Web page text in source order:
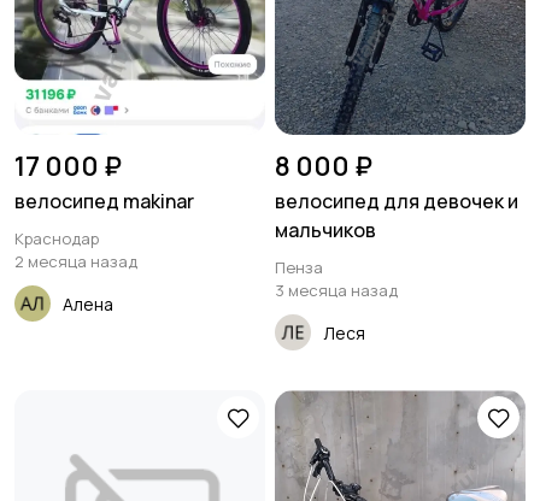
17 000 ₽
велосипед makinar
Краснодар
2 месяца назад
Алена
8 000 ₽
велосипед для девочек и
мальчиков
Пенза
3 месяца назад
Леся